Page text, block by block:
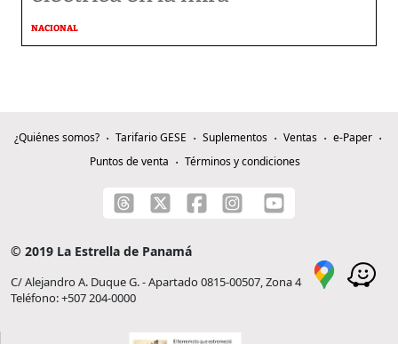
NACIONAL
¿Quiénes somos? Tarifario GESE Suplementos Ventas
e-Paper
Puntos de venta
Términos y condiciones
© 2019 La Estrella de Panamá
C/ Alejandro A. Duque G. - Apartado 0815-00507, Zona 4
Teléfono: +507 204-0000